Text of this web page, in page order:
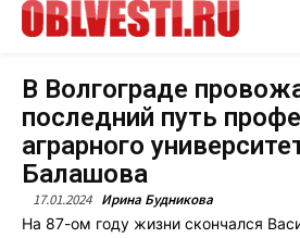
В Волгограде
последний путь
аграрного
Балашова
17.01.2024 Ирина Будникова
На 87-ом году жизни скончался